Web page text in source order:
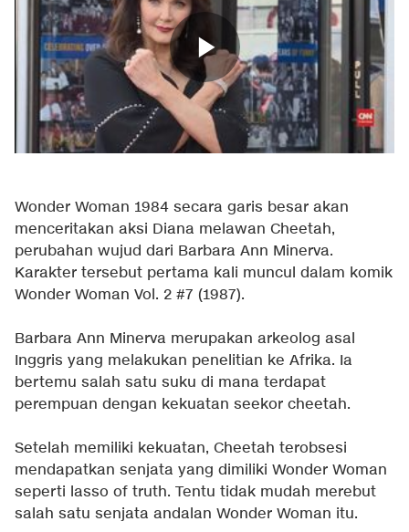
Wonder Woman 1984 secara garis besar akan
menceritakan aksi Diana melawan Cheetah,
perubahan wujud dari Barbara Ann Minerva.
Karakter tersebut pertama kali muncul dalam komik
Wonder Woman Vol. 2 #7 (1987).
Barbara Ann Minerva merupakan arkeolog asal
Inggris yang melakukan penelitian ke Afrika. Ia
bertemu salah satu suku di mana terdapat
perempuan dengan kekuatan seekor cheetah.
Setelah memiliki kekuatan, Cheetah terobsesi
mendapatkan senjata yang dimiliki Wonder Woman
seperti lasso of truth. Tentu tidak mudah merebut
salah satu senjata andalan Wonder Woman itu.